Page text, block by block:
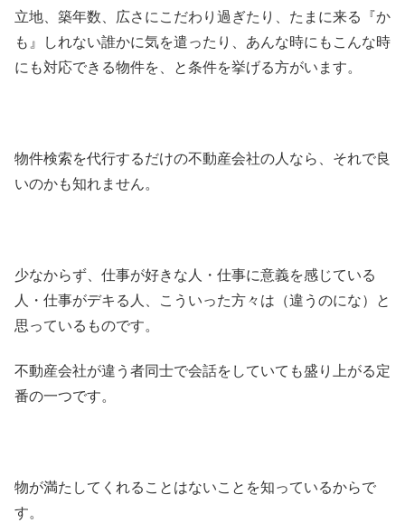
立地、築年数、広さにこだわり過ぎたり、たまに来る『か
も』しれない誰かに気を遣ったり、あんな時にもこんな時
にも対応できる物件を、と条件を挙げる方がいます。
物件検索を代行するだけの不動産会社の人なら、それで良
いのかも知れません。
少なからず、仕事が好きな人・仕事に意義を感じている
人・仕事がデキる人、こういった方々は（違うのにな）と
思っているものです。
不動産会社が違う者同士で会話をしていても盛り上がる定
番の一つです。
物が満たしてくれることはないことを知っているからで
す。